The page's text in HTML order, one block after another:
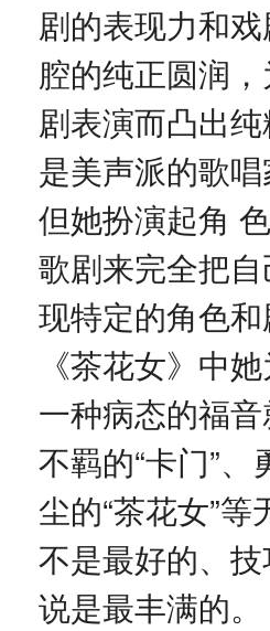
剧的表现力和
腔的纯正圆润
剧表演而凸出
是美声派的歌
但她扮演起角
歌剧来完全把
现特定的角色
《茶花女》中
一种病态的福
不羁的“卡门”、
尘的“茶花女”
不是最好的、
说是最丰满的。